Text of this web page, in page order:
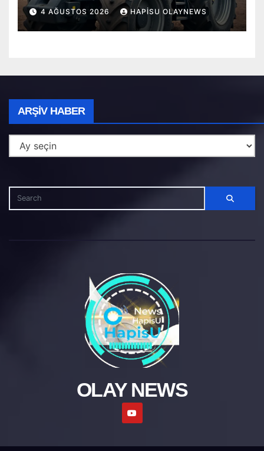
4 AĞUSTOS 2026 HAPISU OLAYNEWS
ARŞIV HABER
Haber
OLAY NEWS